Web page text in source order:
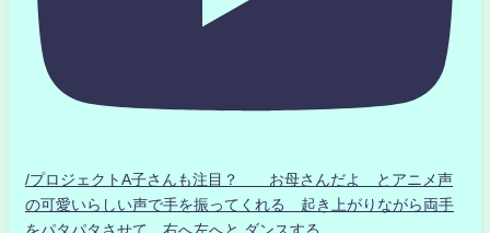
/プロジェクトA子さんも注目？ お母さんだよ とアニメ声
の可愛いらしい声で手を振ってくれる 起き上がりながら両手
をパタパタさせて 右へ左へと ダンスする